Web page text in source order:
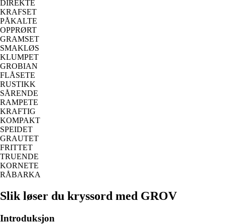
DIREKTE
KRAFSET
PÅKALTE
OPPRØRT
GRAMSET
SMAKLØS
KLUMPET
GROBIAN
FLÅSETE
RUSTIKK
SÅRENDE
RAMPETE
KRAFTIG
KOMPAKT
SPEIDET
GRAUTET
FRITTET
TRUENDE
KORNETE
RÅBARKA
Slik løser du kryssord med GROV
Introduksjon